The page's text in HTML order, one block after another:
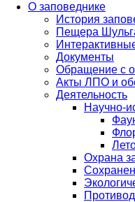
navigation
О заповеднике
История
Пещера
Документы
Обращение с
Акты ЛПО и
Деятельность
Научно-
Охрана